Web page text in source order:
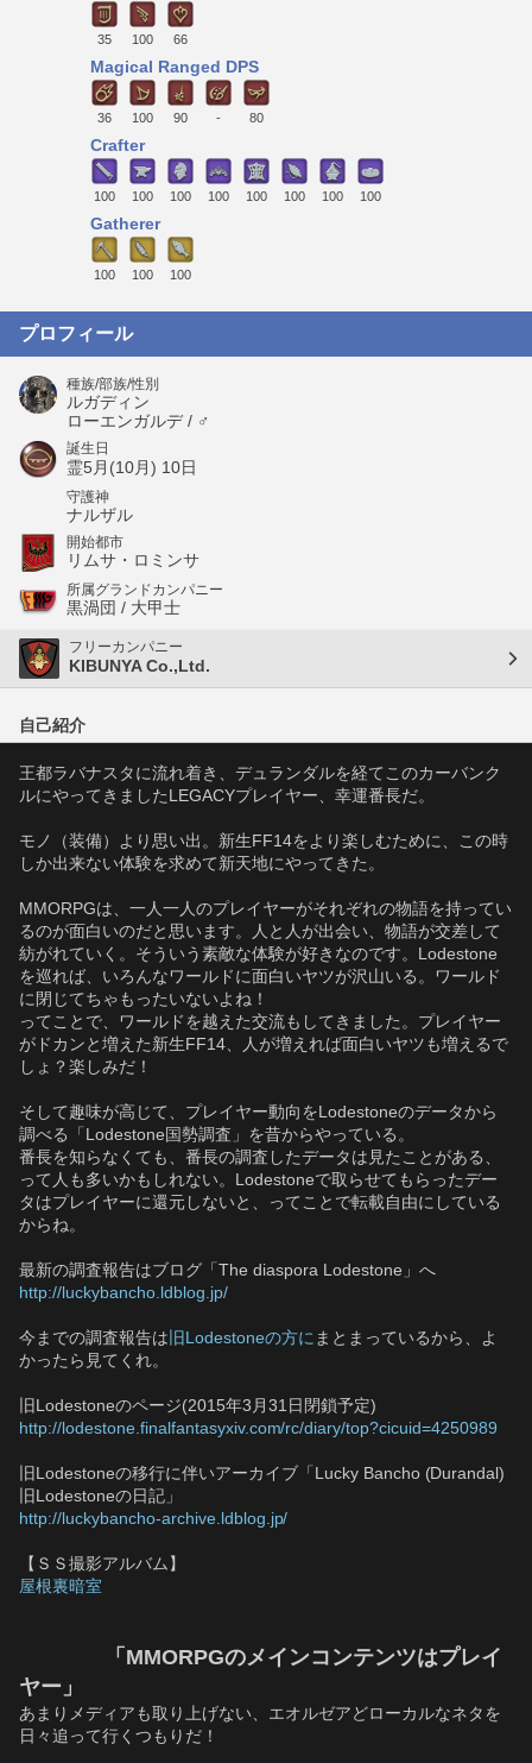
35 100 66
Magical Ranged DPS
36 100 90 - 80
Crafter
100 100 100 100 100 100 100 100
Gatherer
100 100 100
プロフィール
種族/部族/性別
ルガディン
ローエンガルデ / ♂
誕生日
霊5月(10月) 10日
守護神
ナルザル
開始都市
リムサ・ロミンサ
所属グランドカンパニー
黒渦団 / 大甲士
フリーカンパニー
KIBUNYA Co.,Ltd.
自己紹介
王都ラバナスタに流れ着き、デュランダルを経てこのカーバンク
ルにやってきましたLEGACYプレイヤー、幸運番長だ。
モノ（装備）より思い出。新生FF14をより楽しむために、この時
しか出来ない体験を求めて新天地にやってきた。
MMORPGは、一人一人のプレイヤーがそれぞれの物語を持ってい
るのが面白いのだと思います。人と人が出会い、物語が交差して
紡がれていく。そういう素敵な体験が好きなのです。Lodestone
を巡れば、いろんなワールドに面白いヤツが沢山いる。ワールド
に閉じてちゃもったいないよね！
ってことで、ワールドを越えた交流もしてきました。プレイヤー
がドカンと増えた新生FF14、人が増えれば面白いヤツも増えるで
しょ？楽しみだ！
そして趣味が高じて、プレイヤー動向をLodestoneのデータから
調べる「Lodestone国勢調査」を昔からやっている。
番長を知らなくても、番長の調査したデータは見たことがある、
って人も多いかもしれない。Lodestoneで取らせてもらったデー
タはプレイヤーに還元しないと、ってことで転載自由にしている
からね。
最新の調査報告はブログ「The diaspora Lodestone」へ
http://luckybancho.ldblog.jp/
今までの調査報告は旧Lodestoneの方に まとまっているから、よ
かったら見てくれ。
旧Lodestoneのページ(2015年3月31日閉鎖予定)
http://lodestone.finalfantasyxiv.com/rc/diary/top?cicuid=4250989
旧Lodestoneの移行に伴いアーカイブ「Lucky Bancho (Durandal)
旧Lodestoneの日記」
http://luckybancho-archive.ldblog.jp/
【ＳＳ撮影アルバム】
屋根裏暗室
「MMORPGのメインコンテンツはプレイ
ヤー」
あまりメディアも取り上げない、エオルゼアどローカルなネタを
日々追って行くつもりだ！